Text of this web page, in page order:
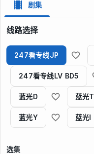
剧集
线路选择
247看专线JP
247看专线LV BD5
蓝光D 蓝光T
蓝光Y 蓝光I
选集